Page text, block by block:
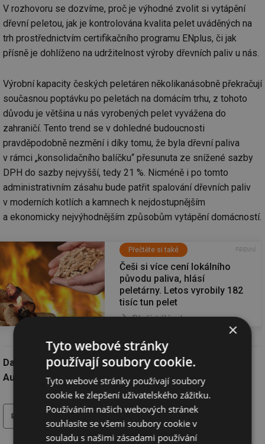
V rozhovoru se dozvíme, proč je výhodné zvolit si vytápění
dřevní peletou, jak je kontrolována kvalita pelet uváděných na
trh prostřednictvím certifikačního programu ENplus, či jak
přísně je dohlíženo na udržitelnost výroby dřevních paliv u nás.
Výrobní kapacity českých peletáren několikanásobně překračují
současnou poptávku po peletách na domácím trhu, z tohoto
důvodu je většina u nás vyrobených pelet vyvážena do
zahraničí. Tento trend se v dohledné budoucnosti
pravděpodobně nezmění i díky tomu, že byla dřevní paliva
v rámci „konsolidačního balíčku“ přesunuta ze snížené sazby
DPH do sazby nejvyšší, tedy 21 %. Nicméně i po tomto
administrativním zásahu bude patřit spalování dřevních paliv
v moderních kotlích a kamnech k nejdostupnějším
a ekonomicky nejvýhodnějším způsobům vytápění domácností.
Přečtěte si také
Češi si více cení lokálního
původu paliva, hlásí
peletárny. Letos vyrobily 182
tisíc tun pelet
Přečíst článek
Datum:
17.10.2023
Autor:
redakce
tisk hledat
×
Tyto webové stránky
používají soubory cookie.
Tyto webové stránky používají soubory
cookie ke zlepšení uživatelského zážitku.
Používáním našich webových stránek
souhlasíte se všemi soubory cookie v
souladu s našimi zásadami používání